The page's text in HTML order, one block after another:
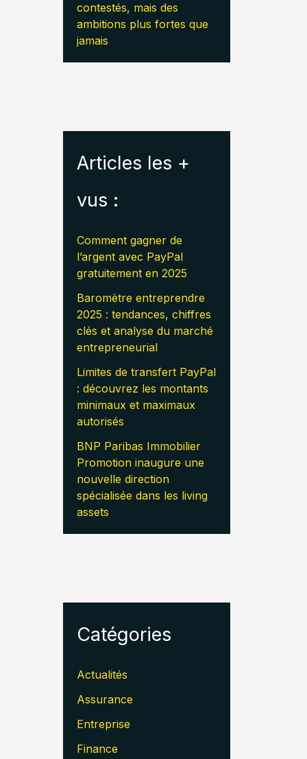
contestés, mais des
ambitions plus fortes que
jamais
Articles les +
vus :
Comment gagner de
l’argent avec PayPal
gratuitement en 2025
Baromètre entreprendre
2025 : tendances, chiffres
clés et analyse du marché
entrepreneurial
Limites de transfert PayPal
: découvrez les montants
minimaux et maximaux
autorisés
BNP Paribas Immobilier
Promotion inaugure une
nouvelle direction
spécialisée dans les living
assets
Catégories
Actualités
Assurance
Entreprise
Finance